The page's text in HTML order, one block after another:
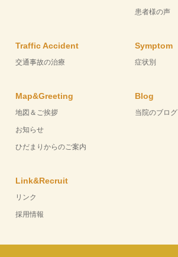
患者様の声
Traffic Accident
交通事故の治療
Symptom
症状別
Map&Greeting
地図＆ご挨拶
お知らせ
ひだまりからのご案内
Blog
当院のブログ
Link&Recruit
リンク
採用情報